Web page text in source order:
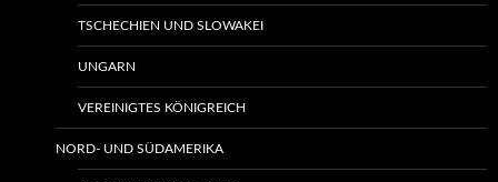
TSCHECHIEN UND SLOWAKEI
UNGARN
VEREINIGTES KÖNIGREICH
NORD- UND SÜDAMERIKA